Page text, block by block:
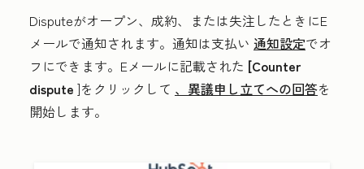
Disputeがオープン、成約、または失注したときにE
メールで通知されます。通知は支払い 通知設定でオ
フにできます。Eメールに記載された [Counter
dispute ]をクリックして 、異議申し立てへの回答を
開始します。